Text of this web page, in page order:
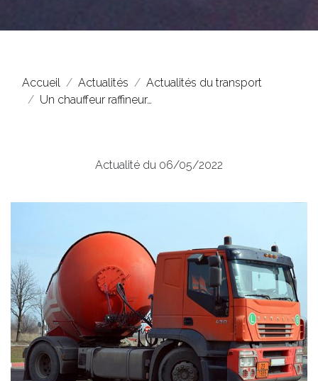
Accueil Actualités
Actualités du transport
Un chauffeur raffineur…
Actualité du 06/05/2022